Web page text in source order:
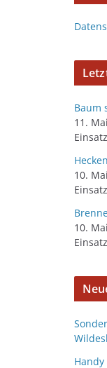
Baum
11.
10.
10.